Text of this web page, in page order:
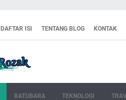
DAFTAR ISI TENTANG BLOG KONTAK
BATUBARA TEKNOLOGI